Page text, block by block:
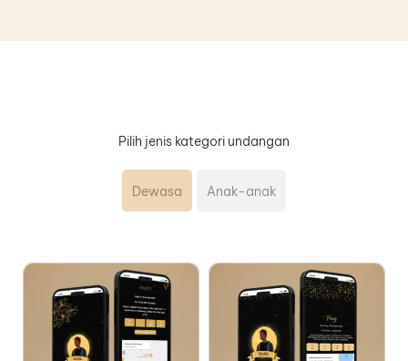
Pilih jenis kategori undangan
Dewasa Anak-anak